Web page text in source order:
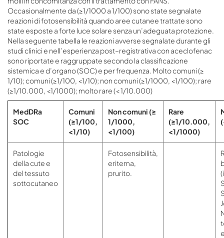
Occasionalmente da (≥1/1000 a 1/100) sono state segnalate
reazioni di fotosensibilità quando aree cutanee trattate sono
state esposte a forte luce solare senza un’adeguata protezione.
Nella seguente tabella le reazioni avverse segnalate durante gli
studi clinici e nell’esperienza post–registrativa con aceclofenac
sono riportate e raggruppate secondo la classificazione
sistemica e d’organo (SOC) e per frequenza. Molto comuni (≥
1/10); comuni (≥1/100, <1/10); non comuni (≥1/1000, <1/100); rare
(≥1/10.000, <1/1000); molto rare (< 1/10.000)
MedDRa
SOC
Comuni
(≥1/100,
<1/10)
Non comuni (≥
1/1000,
<1/100)
Rare
(≥1/10.000,
<1/1000)
Patologie
della cute e
del tessuto
sottocutaneo
Fotosensibilità,
eritema,
prurito.